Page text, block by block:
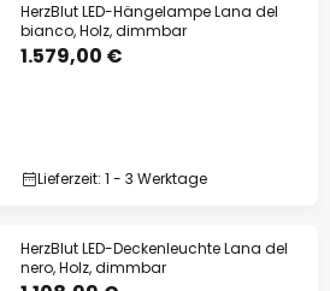
HerzBlut LED-Hängelampe Lana del
bianco, Holz, dimmbar
1.579,00 €
Lieferzeit: 1 - 3 Werktage
HerzBlut LED-Deckenleuchte Lana del
nero, Holz, dimmbar